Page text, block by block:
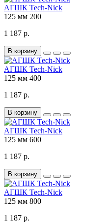
АГШК Tech-Nick
125 мм 200
1 187 р.
В корзину
АГШК Tech-Nick
125 мм 400
1 187 р.
В корзину
АГШК Tech-Nick
125 мм 600
1 187 р.
В корзину
АГШК Tech-Nick
125 мм 800
1 187 р.